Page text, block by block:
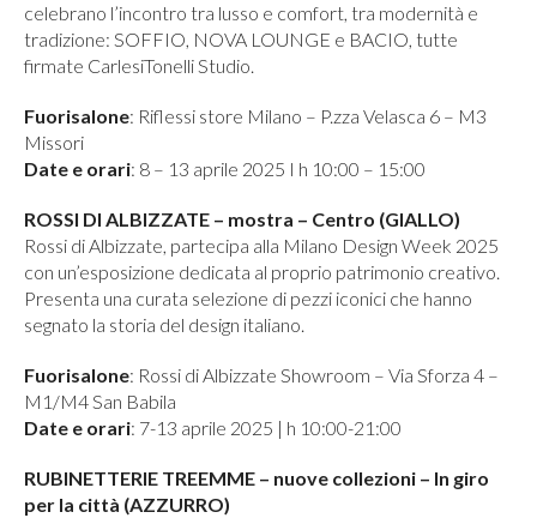
celebrano l’incontro tra lusso e comfort, tra modernità e
tradizione: SOFFIO, NOVA LOUNGE e BACIO, tutte
firmate CarlesiTonelli Studio.
Fuorisalone: Riflessi store Milano – P.zza Velasca 6 – M3
Missori
Date e orari: 8 – 13 aprile 2025 I h 10:00 – 15:00
ROSSI DI ALBIZZATE – mostra – Centro (GIALLO)
Rossi di Albizzate, partecipa alla Milano Design Week 2025
con un’esposizione dedicata al proprio patrimonio creativo.
Presenta una curata selezione di pezzi iconici che hanno
segnato la storia del design italiano.
Fuorisalone: Rossi di Albizzate Showroom – Via Sforza 4 –
M1/M4 San Babila
Date e orari: 7-13 aprile 2025 | h 10:00-21:00
RUBINETTERIE TREEMME – nuove collezioni – In giro
per la città (AZZURRO)